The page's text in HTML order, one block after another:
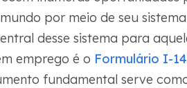
por meio de seu
desse sistema para
emprego é o Formulário I-
fundamental serve